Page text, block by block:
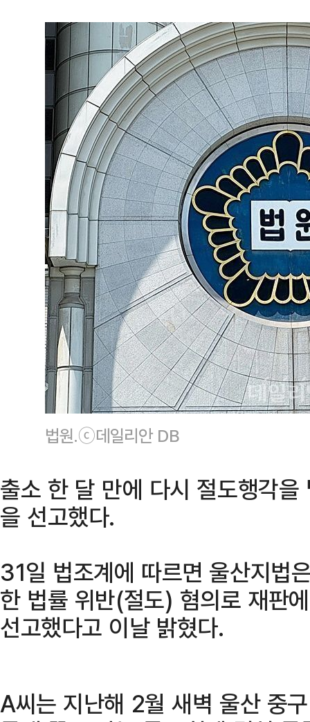
법원.ⓒ데일리안 DB
출소 한 달 만에 다시 절도행각
을 선고했다.
31일 법조계에 따르면 울산지법
한 법률 위반(절도) 혐의로 재판
선고했다고 이날 밝혔다.
A씨는 지난해 2월 새벽 울산 중